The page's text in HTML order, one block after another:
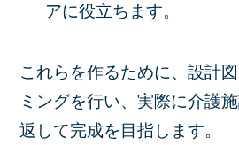
アに役立ちます。
これらを作るために、設計
ミングを行い、実際に介護
返して完成を目指します。